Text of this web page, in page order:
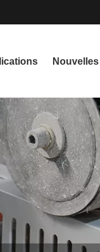
Nouvelles